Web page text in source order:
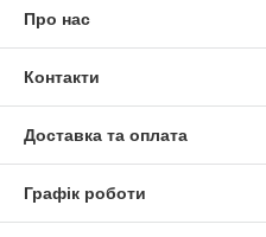
Про нас
Контакти
Доставка та оплата
Графік роботи